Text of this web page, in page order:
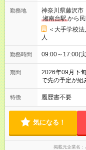
勤務地
神奈川県藤沢市
湘南台駅から
＜大手学校
人
勤務時間 09:00～17:00(
期間
2026年09月下
で先の予定が
特徴 履歴書不要
気になる！
掲載元企業名